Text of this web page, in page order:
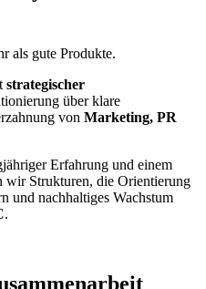
als gute Produkte.
strategischer
über klare
von Marketing, PR
Erfahrung und einem
wir Strukturen, die Orientierung
und nachhaltiges Wachstum
.